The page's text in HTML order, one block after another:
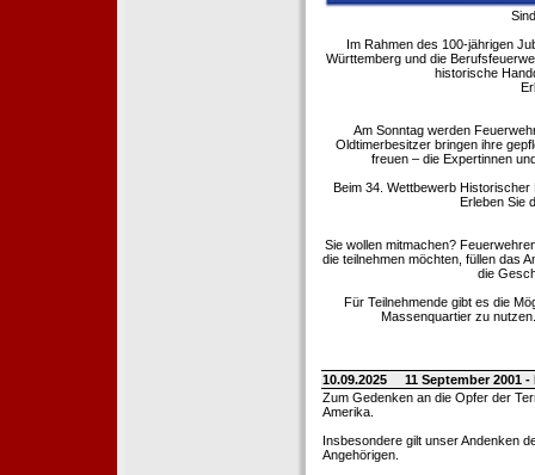
Im Rahmen des 100-jährigen
Württemberg und die
historische
Am Sonntag werden
Oldtimerbesitzer bringen ihre
freuen – die Expertinnen
Beim 34. Wettbewerb
Erleben Sie
Sie wollen mitmachen?
die teilnehmen möchten, füllen das
die
Für Teilnehmende gibt es die
Massenquartier zu
10.09.2025
11 September 2001
Zum Gedenken an die Opfer der
Amerika.
Insbesondere gilt unser Andenken
Angehörigen.